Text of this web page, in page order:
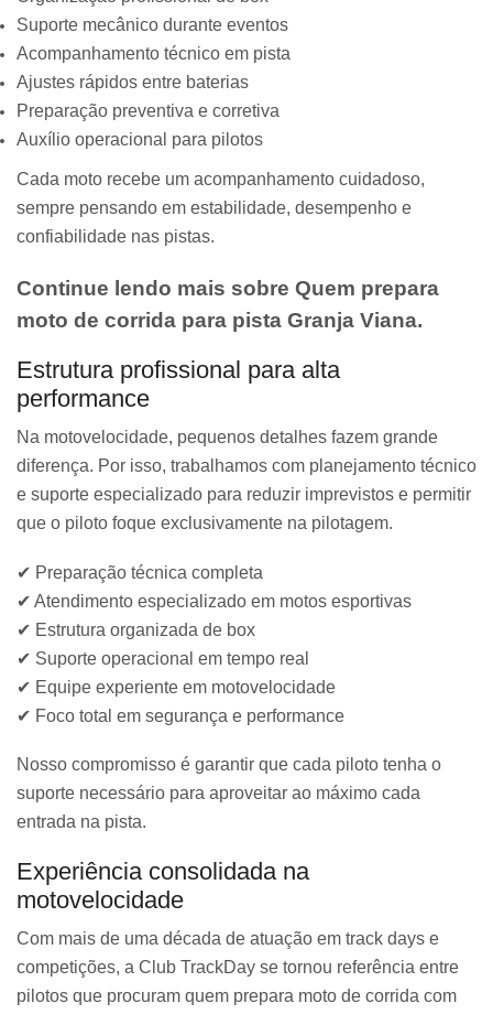
Suporte mecânico durante eventos
Acompanhamento técnico em pista
Ajustes rápidos entre baterias
Preparação preventiva e corretiva
Auxílio operacional para pilotos
Cada moto recebe um acompanhamento cuidadoso,
sempre pensando em estabilidade, desempenho e
confiabilidade nas pistas.
Continue lendo mais sobre Quem prepara
moto de corrida para pista Granja Viana.
Estrutura profissional para alta
performance
Na motovelocidade, pequenos detalhes fazem grande
diferença. Por isso, trabalhamos com planejamento técnico
e suporte especializado para reduzir imprevistos e permitir
que o piloto foque exclusivamente na pilotagem.
✔ Preparação técnica completa
✔ Atendimento especializado em motos esportivas
✔ Estrutura organizada de box
✔ Suporte operacional em tempo real
✔ Equipe experiente em motovelocidade
✔ Foco total em segurança e performance
Nosso compromisso é garantir que cada piloto tenha o
suporte necessário para aproveitar ao máximo cada
entrada na pista.
Experiência consolidada na
motovelocidade
Com mais de uma década de atuação em track days e
competições, a Club TrackDay se tornou referência entre
pilotos que procuram quem prepara moto de corrida com